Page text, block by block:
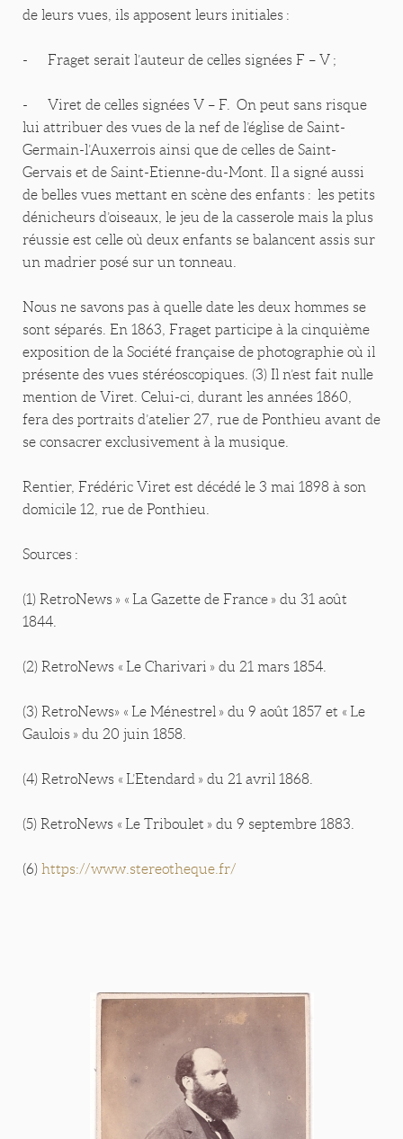
de leurs vues, ils apposent leurs initiales :
- Fraget serait l’auteur de celles signées F – V ;
- Viret de celles signées V – F. On peut sans risque
lui attribuer des vues de la nef de l’église de Saint-
Germain-l’Auxerrois ainsi que de celles de Saint-
Gervais et de Saint-Etienne-du-Mont. Il a signé aussi
de belles vues mettant en scène des enfants : les petits
dénicheurs d’oiseaux, le jeu de la casserole mais la plus
réussie est celle où deux enfants se balancent assis sur
un madrier posé sur un tonneau.
Nous ne savons pas à quelle date les deux hommes se
sont séparés. En 1863, Fraget participe à la cinquième
exposition de la Société française de photographie où il
présente des vues stéréoscopiques. (3) Il n’est fait nulle
mention de Viret. Celui-ci, durant les années 1860,
fera des portraits d’atelier 27, rue de Ponthieu avant de
se consacrer exclusivement à la musique.
Rentier, Frédéric Viret est décédé le 3 mai 1898 à son
domicile 12, rue de Ponthieu.
Sources :
(1) RetroNews » « La Gazette de France » du 31 août
1844.
(2) RetroNews « Le Charivari » du 21 mars 1854.
(3) RetroNews» « Le Ménestrel » du 9 août 1857 et « Le
Gaulois » du 20 juin 1858.
(4) RetroNews « L’Etendard » du 21 avril 1868.
(5) RetroNews « Le Triboulet » du 9 septembre 1883.
(6) https://www.stereotheque.fr/